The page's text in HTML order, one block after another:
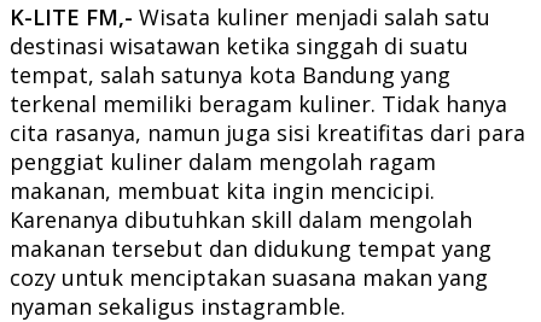
K-LITE FM,- Wisata kuliner menjadi salah satu
destinasi wisatawan ketika singgah di suatu
tempat, salah satunya kota Bandung yang
terkenal memiliki beragam kuliner. Tidak hanya
cita rasanya, namun juga sisi kreatifitas dari para
penggiat kuliner dalam mengolah ragam
makanan, membuat kita ingin mencicipi.
Karenanya dibutuhkan skill dalam mengolah
makanan tersebut dan didukung tempat yang
cozy untuk menciptakan suasana makan yang
nyaman sekaligus instagramble.